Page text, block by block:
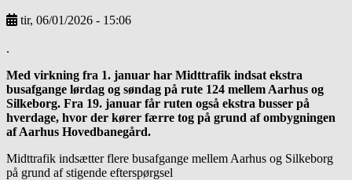
tir, 06/01/2026 - 15:06
.
Med virkning fra 1. januar har Midttrafik indsat ekstra
busafgange lørdag og søndag på rute 124 mellem Aarhus og
Silkeborg. Fra 19. januar får ruten også ekstra busser på
hverdage, hvor der kører færre tog på grund af ombygningen
af Aarhus Hovedbanegård.
Midttrafik indsætter flere busafgange mellem Aarhus og Silkeborg
på grund af stigende efterspørgsel